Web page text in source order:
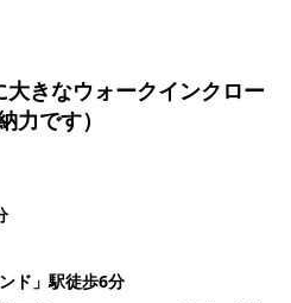
大きなウォークインクロー
力です）
ド」駅徒歩6分